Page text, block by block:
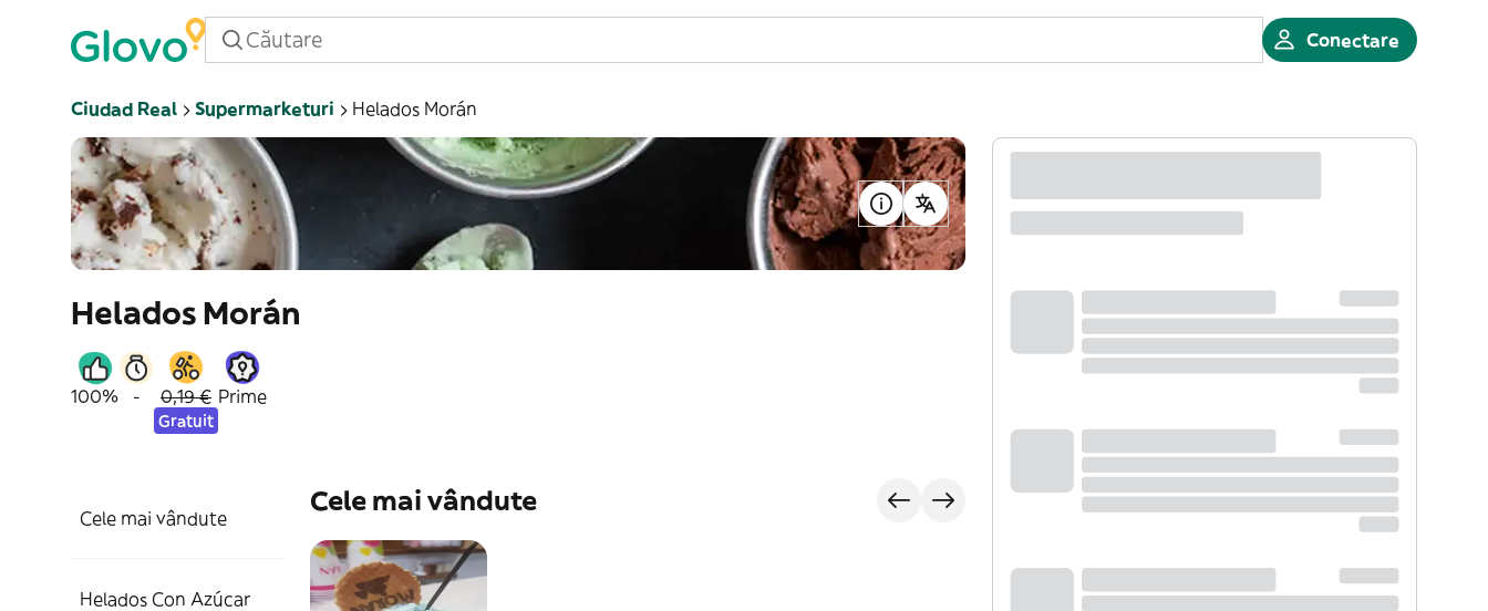
Conectare
Ciudad Real Supermarketuri Helados Morán
Helados Morán
100% - 0,19 €
Gratuit
Prime
Cele mai vândute
Helados Con Azúcar
Cele mai vândute